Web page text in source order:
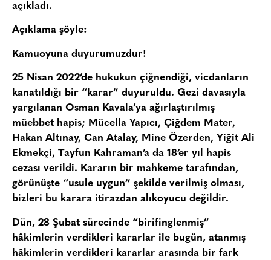
açıkladı.
Açıklama şöyle:
Kamuoyuna duyurumuzdur!
25 Nisan 2022’de hukukun çiğnendiği, vicdanların
kanatıldığı bir “karar” duyuruldu. Gezi davasıyla
yargılanan Osman Kavala’ya ağırlaştırılmış
müebbet hapis; Mücella Yapıcı, Çiğdem Mater,
Hakan Altınay, Can Atalay, Mine Özerden, Yiğit Ali
Ekmekçi, Tayfun Kahraman’a da 18’er yıl hapis
cezası verildi. Kararın bir mahkeme tarafından,
görünüşte “usule uygun” şekilde verilmiş olması,
bizleri bu karara itirazdan alıkoyucu değildir.
Dün, 28 Şubat sürecinde “birifinglenmiş”
hâkimlerin verdikleri kararlar ile bugün, atanmış
hâkimlerin verdikleri kararlar arasında bir fark